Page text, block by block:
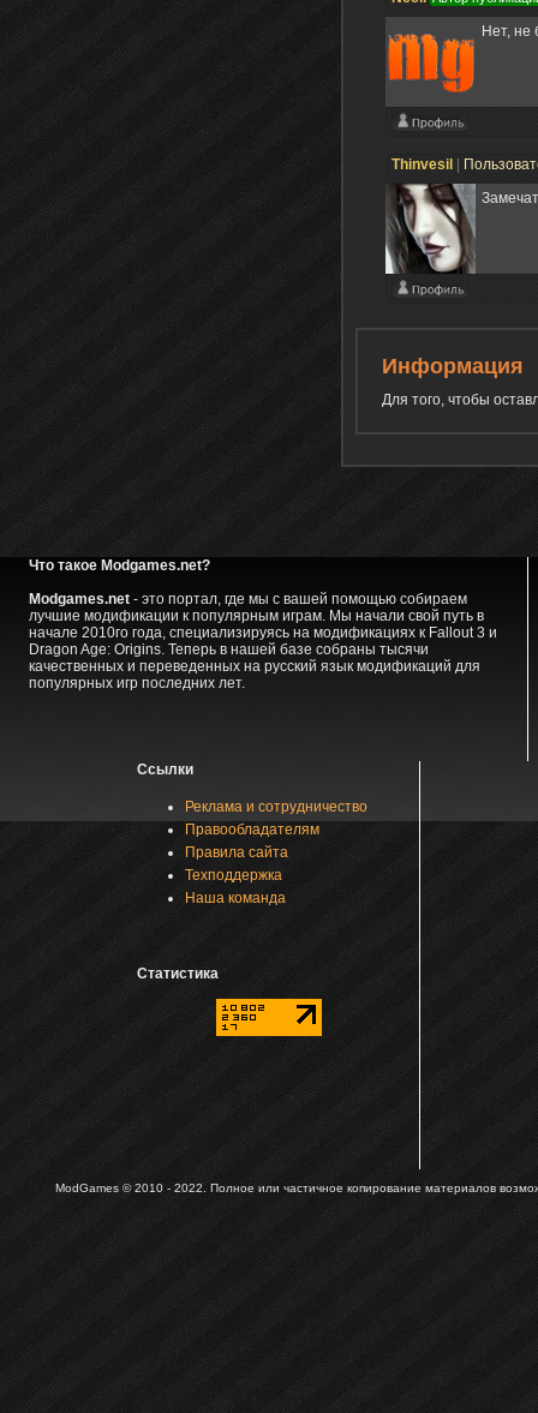
Нет, не
Thinvesil
Информация
Для того, чтобы
Что такое Modgames.net?
Modgames.net- это портал, где мы с вашей помощью собираем
лучшие модификации к популярным играм. Мы начали свой путь в
начале 2010го года, специализируясь на модификациях к Fallout 3 и
Dragon Age: Origins. Теперь в нашей базе собраны тысячи
качественных и переведенных на русский язык модификаций для
популярных игр последних лет.
Ссылки
Реклама и сотрудничество
Правообладателям
Правила сайта
Техподдержка
Наша команда
Статистика
ModGames © 2010 - 2022. Полное или частичное копирование материалов